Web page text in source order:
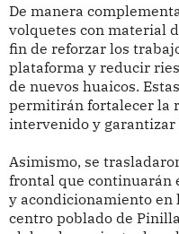
De manera
volquetes con material
fin de reforzar los
plataforma y reducir
de nuevos huaicos.
permitirán fortalecer la
intervenido y
Asimismo, se
frontal que continuarán
y acondicionamiento en
centro poblado de